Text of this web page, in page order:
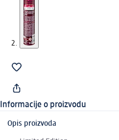
Informacije o proizvodu
Opis proizvoda